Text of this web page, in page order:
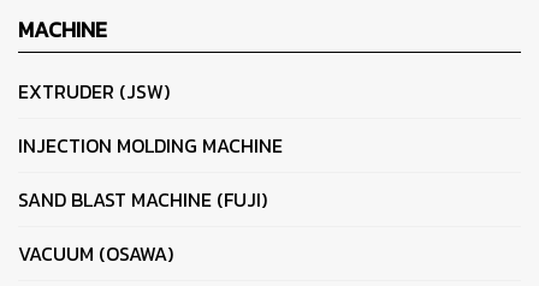
MACHINE
EXTRUDER (JSW)
INJECTION MOLDING MACHINE
SAND BLAST MACHINE (FUJI)
VACUUM (OSAWA)